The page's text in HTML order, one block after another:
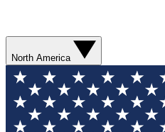
North America